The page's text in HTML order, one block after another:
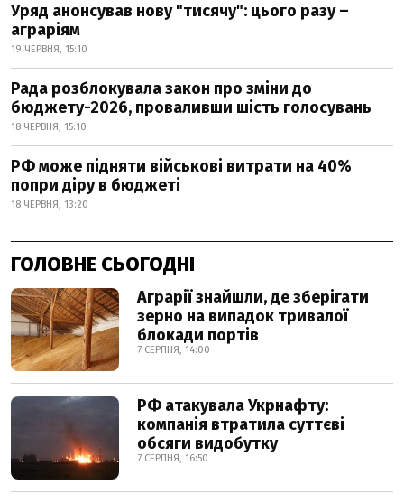
Уряд анонсував нову "тисячу": цього разу –
аграріям
19 ЧЕРВНЯ, 15:10
Рада розблокувала закон про зміни до
бюджету-2026, проваливши шість голосувань
18 ЧЕРВНЯ, 15:10
РФ може підняти військові витрати на 40%
попри діру в бюджеті
18 ЧЕРВНЯ, 13:20
ГОЛОВНЕ СЬОГОДНІ
Аграрії знайшли, де зберігати
зерно на випадок тривалої
блокади портів
7 СЕРПНЯ, 14:00
РФ атакувала Укрнафту:
компанія втратила суттєві
обсяги видобутку
7 СЕРПНЯ, 16:50